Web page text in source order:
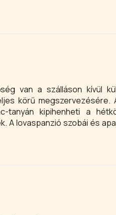
van a szálláson kívül
körű megszervezésére.
tanyán kipihenheti a
A lovaspanzió szobái és